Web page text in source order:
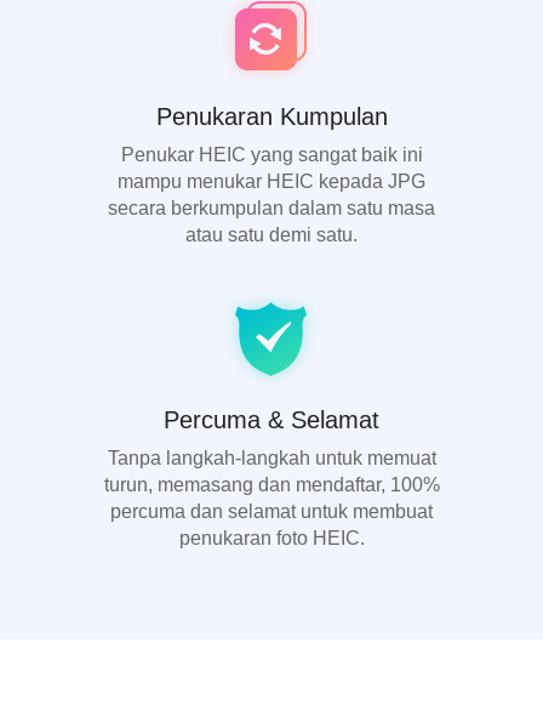
Penukaran Kumpulan
Penukar HEIC yang sangat baik ini
mampu menukar HEIC kepada JPG
secara berkumpulan dalam satu masa
atau satu demi satu.
Percuma & Selamat
Tanpa langkah-langkah untuk memuat
turun, memasang dan mendaftar, 100%
percuma dan selamat untuk membuat
penukaran foto HEIC.